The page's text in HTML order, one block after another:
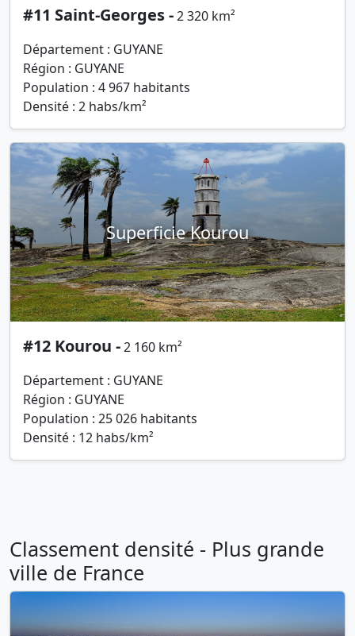
#11 Saint-Georges -2 320 km²
Département : GUYANE
Région : GUYANE
Population : 4 967 habitants
Densité : 2 habs/km²
Superficie Kourou
#12 Kourou -2 160 km²
Département : GUYANE
Région : GUYANE
Population : 25 026 habitants
Densité : 12 habs/km²
Classement densité - Plus grande
ville de France